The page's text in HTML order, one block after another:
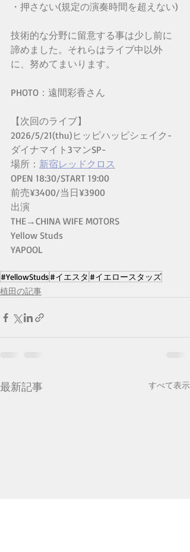
・押さない(規定の演奏時間を超えない)
技術的な分野に留意する事は少し前に
諦めました。それらはライブ中以外
に、努めてまいります。
PHOTO：遠間彩香さん
【次回のライブ】
2026/5/21(thu)ヒッピハッピシェイク-
ダイナマイト3マンSP-
場所： 新宿レッドクロス
OPEN 18:30/START 19:00
前売¥3400/当日¥3900
出演
THE→CHINA WIFE MOTORS
Yellow Studs
YAPOOL
#YellowStuds#イエスタ #イエロースタッズ
植田の記事
最新記事 すべて表示